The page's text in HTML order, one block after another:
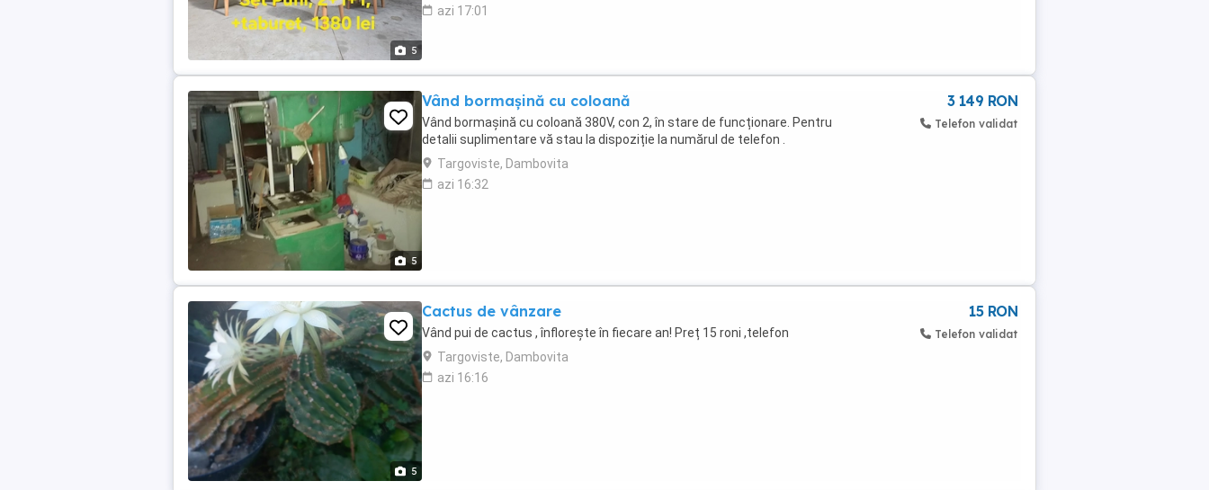
5
azi 17:01
5
Vând bormașină cu coloană
Vând bormașină cu coloană 380V, con 2, în stare de funcționare. Pentru
detalii suplimentare vă stau la dispoziție la numărul de telefon .
Targoviste, Dambovita
azi 16:32
3 149 RON
Telefon validat
5
Cactus de vânzare
Vând pui de cactus , înflorește în fiecare an! Preț 15 roni ,telefon
Targoviste, Dambovita
azi 16:16
15 RON
Telefon validat